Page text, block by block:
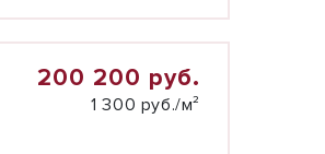
200 200 руб.
1 300 руб./м²